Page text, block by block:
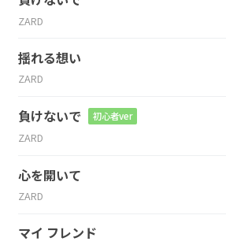
ZARD
揺れる想い
ZARD
負けないで 初心者ver
ZARD
心を開いて
ZARD
マイ フレンド